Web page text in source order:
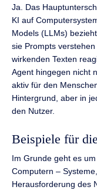
Ja. Das
KI auf
Models (LLMs)
sie Prompts
wirkenden Texten
Agent hingegen nicht
aktiv für den
Hintergrund, aber in
den Nutzer.
Beispiele für
Im Grunde geht es
Computern –
Herausforderung des